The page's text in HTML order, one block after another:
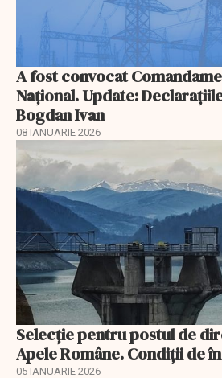
A fost convocat
Naţional. Update:
Bogdan Ivan
08 IANUARIE 2026
Selecţie pentru postul de
Apele Române. Condiţii de
05 IANUARIE 2026